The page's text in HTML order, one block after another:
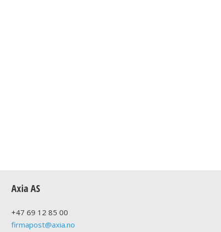
Axia AS
+47 69 12 85 00
firmapost@axia.no